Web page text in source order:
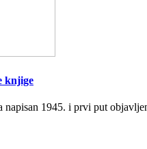
knjige
napisan 1945. i prvi put